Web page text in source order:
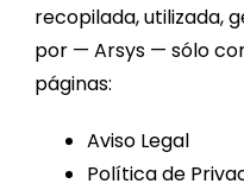
recopilada, utilizada,
por — Arsys — sólo
páginas:
Aviso Legal
Política de